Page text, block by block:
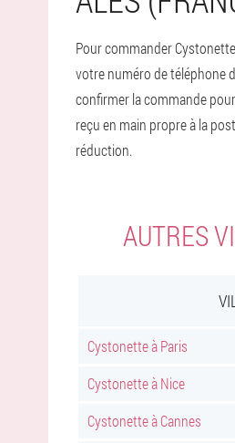
Pour commander
votre numéro de téléphone
confirmer la commande
reçu en main propre à la
réduction.
AUTRES
Cystonette à Paris
Cystonette à Nice
Cystonette à Cannes